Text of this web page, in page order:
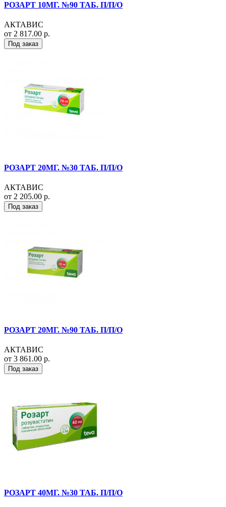
РОЗАРТ 10МГ. №90 ТАБ. П/П/О
АКТАВИС
от 2 817.00 р.
Под заказ
РОЗАРТ 20МГ. №30 ТАБ. П/П/О
АКТАВИС
от 2 205.00 р.
Под заказ
РОЗАРТ 20МГ. №90 ТАБ. П/П/О
АКТАВИС
от 3 861.00 р.
Под заказ
РОЗАРТ 40МГ. №30 ТАБ. П/П/О